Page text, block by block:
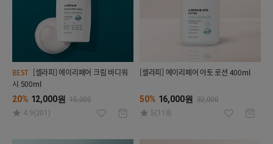
BEST
시 500ml
20% 12,000원 15,000
4.9(201)
[셀라피] 에이리페어 아토 로션 400ml
50% 16,000원 32,000
5(118)